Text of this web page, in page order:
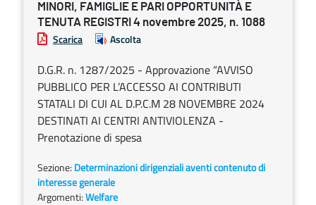
MINORI, FAMIGLIE E PARI OPPORTUNITÀ E
TENUTA REGISTRI 4 novembre 2025, n. 1088
Scarica Ascolta
D.G.R. n. 1287/2025 - Approvazione “AVVISO
PUBBLICO PER L’ACCESSO AI CONTRIBUTI
STATALI DI CUI AL D.P.C.M 28 NOVEMBRE 2024
DESTINATI AI CENTRI ANTIVIOLENZA -
Prenotazione di spesa
Sezione: Determinazioni dirigenziali aventi contenuto di
interesse generale
Argomenti:Welfare